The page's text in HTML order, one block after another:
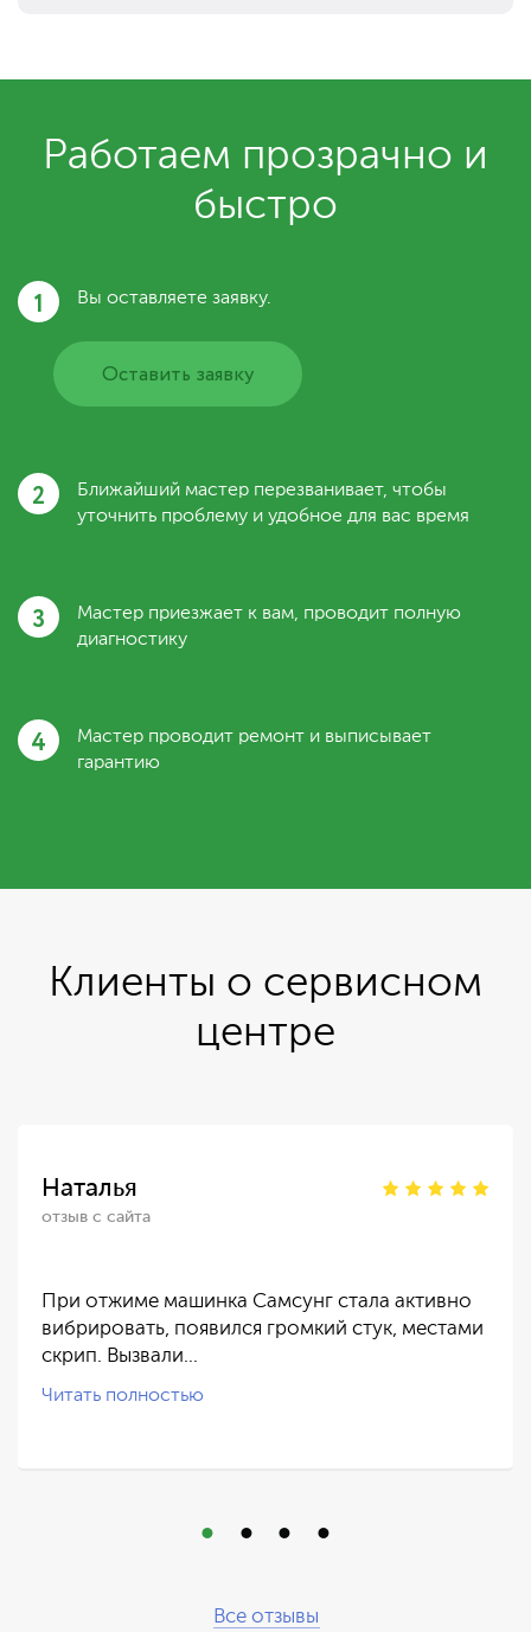
Работаем прозрачно и
быстро
1 Вы оставляете заявку.
Оставить заявку
2
Ближайший мастер перезванивает, чтобы
уточнить проблему и удобное для вас время
3
Мастер приезжает к вам, проводит полную
диагностику
4
Мастер проводит ремонт и выписывает
гарантию
Клиенты о сервисном
центре
Наталья
отзыв с сайта
При отжиме машинка Самсунг стала активно
вибрировать, появился громкий стук, местами
скрип. Вызвали…
Читать полностью
Все отзывы